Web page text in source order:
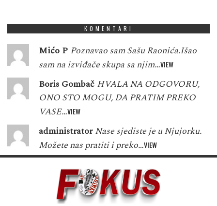
KOMENTARI
Mićo P Poznavao sam Sašu Raonića.Išao
sam na izviđače skupa sa njim…VIEW
Boris Gombač HVALA NA ODGOVORU,
ONO STO MOGU, DA PRATIM PREKO
VASE…VIEW
administrator Nase sjediste je u Njujorku.
Možete nas pratiti i preko…VIEW